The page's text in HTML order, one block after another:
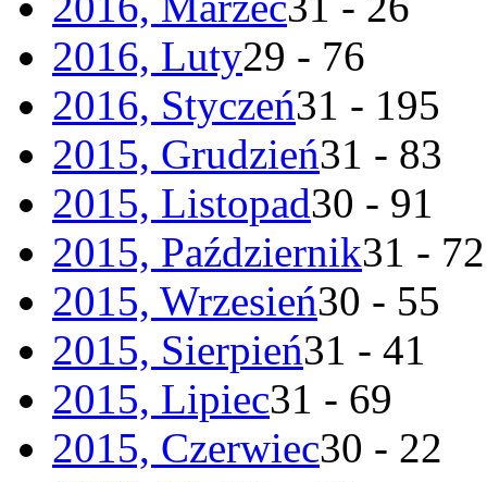
2016, Luty29 - 76
2016, Styczeń31 - 195
2015, Grudzień31 - 83
2015, Listopad30 - 91
2015, Październik31 - 72
2015, Wrzesień30 - 55
2015, Sierpień31 - 41
2015, Lipiec31 - 69
2015, Czerwiec30 - 22